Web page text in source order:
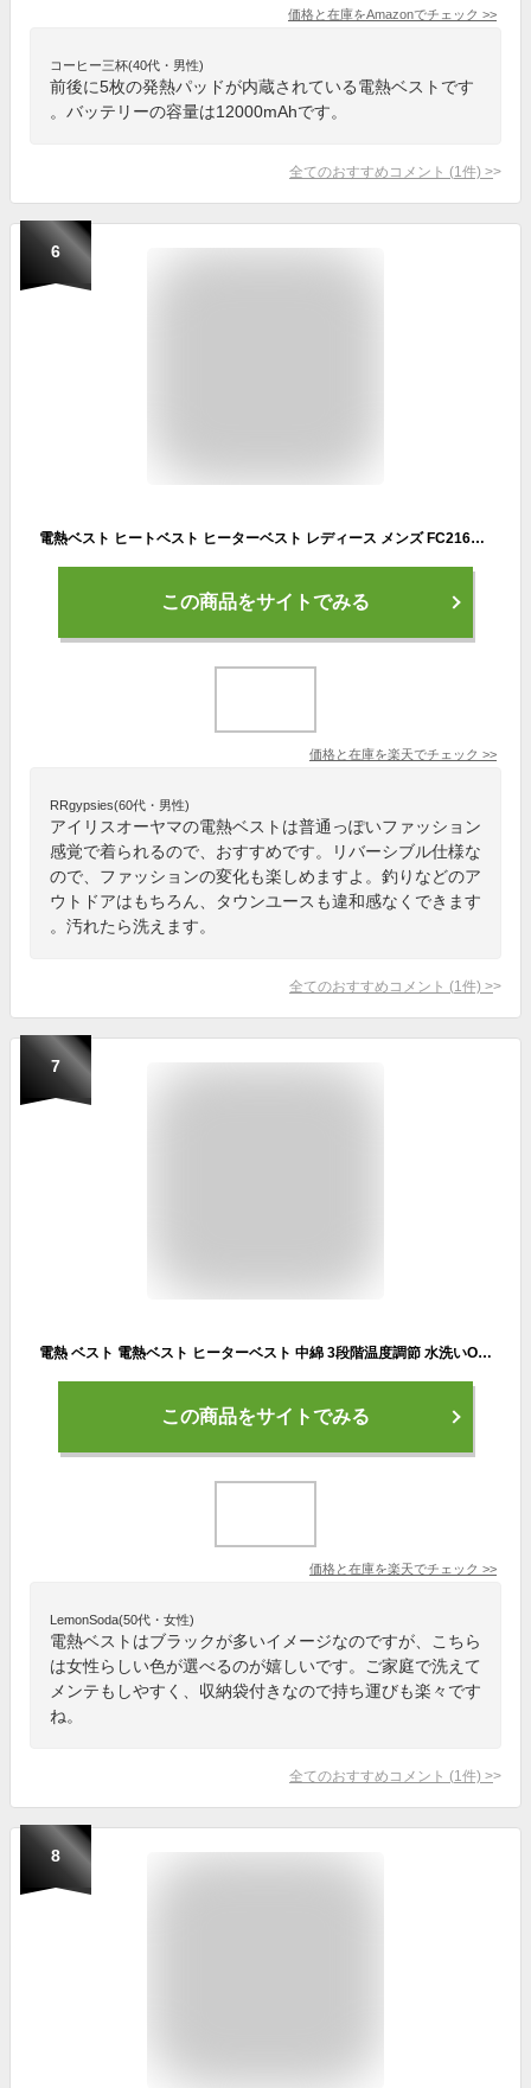
価格と在庫をAmazonでチェック >>
コーヒー三杯(40代・男性)
前後に5枚の発熱パッドが内蔵されている電熱ベストです
。バッテリーの容量は12000mAhです。
全てのおすすめコメント (1 件) >
6
電熱ベスト ヒートベスト ヒーターベスト レディース メンズ FC21613送料無料 ヒーターベスト ヒートベスト ヒートウェア インナー 電熱インナー ベスト ダウンベスト リバーシブル アウター USB 洗える 防寒 防寒着 ヒーター付き バッテリー別売り
この商品をサイトでみる
価格と在庫を楽天でチェック >>
RRgypsies(60代・男性)
アイリスオーヤマの電熱ベストは普通っぽいファッション
感覚で着られるので、おすすめです。リバーシブル仕様な
ので、ファッションの変化も楽しめますよ。釣りなどのア
ウトドアはもちろん、タウンユースも違和感なくできます
。汚れたら洗えます。
全てのおすすめコメント (1 件) >
7
電熱 ベスト 電熱ベスト ヒーターベスト 中綿 3段階温度調節 水洗いOK レディース メンズ ベスト 中綿ベスト 電熱インナー トップス USB加熱 温度調整 炭素繊維 ヒーター内蔵 秋冬 防寒 保温 発熱 軽量 洗える 収納袋付き コンパクト 便利 普段着 自転車 登山 釣り 送料無料
この商品をサイトでみる
価格と在庫を楽天でチェック >>
LemonSoda(50代・女性)
電熱ベストはブラックが多いイメージなのですが、こちら
は女性らしい色が選べるのが嬉しいです。ご家庭で洗えて
メンテもしやすく、収納袋付きなので持ち運びも楽々です
ね。
全てのおすすめコメント (1 件) >
8